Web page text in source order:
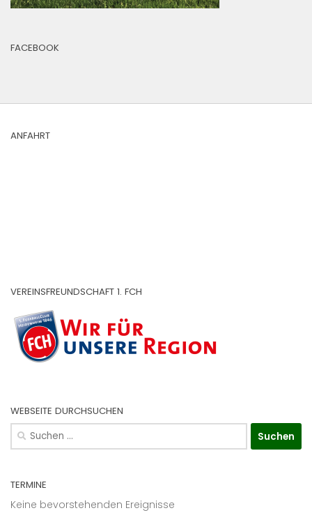
FACEBOOK
ANFAHRT
VEREINSFREUNDSCHAFT 1. FCH
WEBSEITE DURCHSUCHEN
Suchen
nach:
TERMINE
Keine bevorstehenden Ereignisse